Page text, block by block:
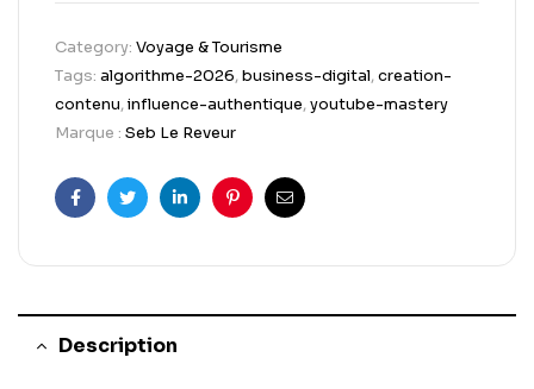
Category: Voyage & Tourisme
Tags: algorithme-2026,business-digital,creation-
contenu,influence-authentique,youtube-mastery
Marque : Seb Le Reveur
FacebookTwitterLinkedinPinterestEmail
Description